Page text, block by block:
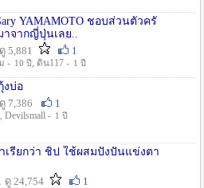
YAMAMOTO ชอบส่วนตัวครั
าจากญี่ปุ่นเลย..
5,881
1
- 10 ปี , ดิน117 - 1 ปี
งบ่อ
7,386
1
, Devilsmall - 1 ปี
เรียกว่า ชิป ใช้ผสมปังปั่นแข่งตา
ดู 24,754
1